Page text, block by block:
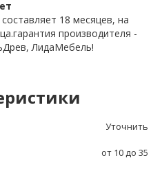
18 месяцев, на
производителя -
ЛидаМебель!
Уточнить
от 10 до 35